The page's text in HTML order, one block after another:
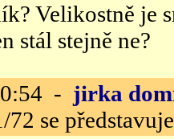
Velikostně je
stál stejně ne?
- jirka
se představuje